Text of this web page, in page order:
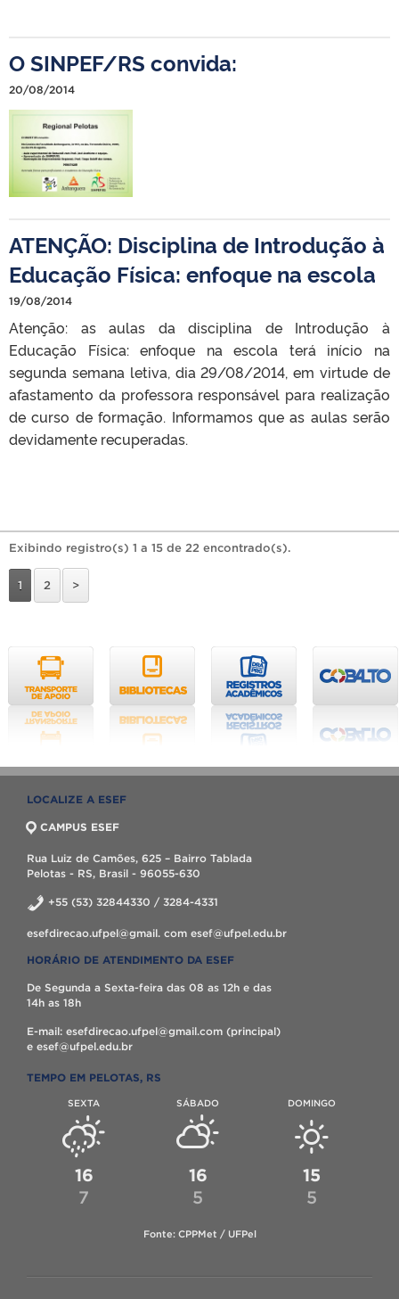
O SINPEF/RS convida:
20/08/2014
ATENÇÃO: Disciplina de Introdução à
Educação Física: enfoque na escola
19/08/2014
Atenção: as aulas da disciplina de Introdução à
Educação Física: enfoque na escola terá início na
segunda semana letiva, dia 29/08/2014, em virtude de
afastamento da professora responsável para realização
de curso de formação. Informamos que as aulas serão
devidamente recuperadas.
Exibindo registro(s) 1 a 15 de 22 encontrado(s).
1 2 >
LOCALIZE A ESEF
CAMPUS ESEF
Rua Luiz de Camões, 625 – Bairro Tablada
Pelotas - RS, Brasil - 96055-630
+55 (53) 32844330 / 3284-4331
esefdirecao.ufpel@gmail. com esef@ufpel.edu.br
HORÁRIO DE ATENDIMENTO DA ESEF
De Segunda a Sexta-feira das 08 as 12h e das
14h as 18h
E-mail: esefdirecao.ufpel@gmail.com (principal)
e esef@ufpel.edu.br
TEMPO EM PELOTAS, RS
SEXTA
16
7
SÁBADO
16
5
DOMINGO
15
5
Fonte: CPPMet / UFPel